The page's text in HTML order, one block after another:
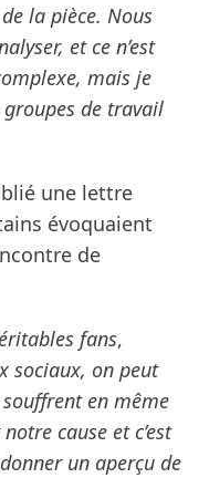
la pièce. Nous
et ce n’est
mais je
de travail
une lettre
évoquaient
de
fans,
sociaux, on peut
en même
cause et c’est
un aperçu de